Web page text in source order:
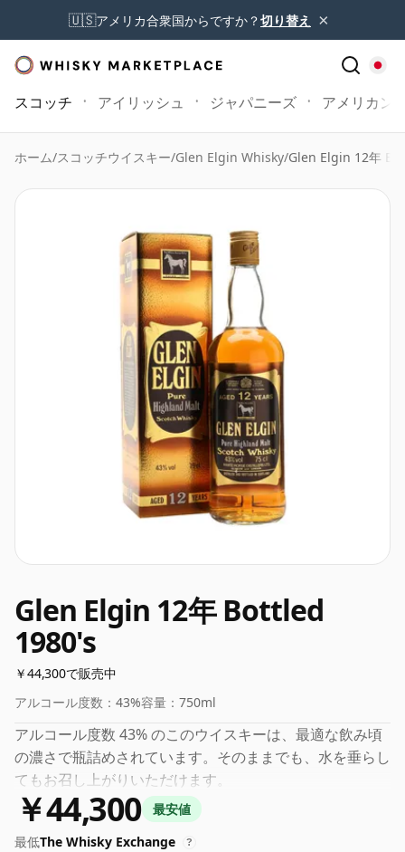
🇺🇸アメリカ合衆国からですか？切り替え ×
スコッチ アイリッシュ ジャパニーズ アメリカン
ホーム/スコッチウイスキー/Glen Elgin Whisky/Glen Elgin 12年
Glen Elgin 12年 Bottled
1980's
￥44,300で販売中
アルコール度数： 43%容量： 750ml
アルコール度数 43% のこのウイスキーは、最適な飲み頃
の濃さで瓶詰めされています。そのままでも、水を垂らし
てもお召し上がりいただけます。
￥44,300
最安値
最低The Whisky Exchange ?